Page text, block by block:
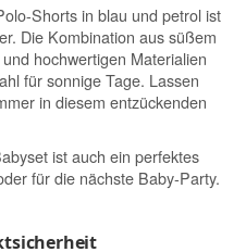
Shorts in blau und petrol ist
Die Kombination aus süßem
hochwertigen Materialien
für sonnige Tage. Lassen
in diesem entzückenden
ist auch ein perfektes
für die nächste Baby-Party.